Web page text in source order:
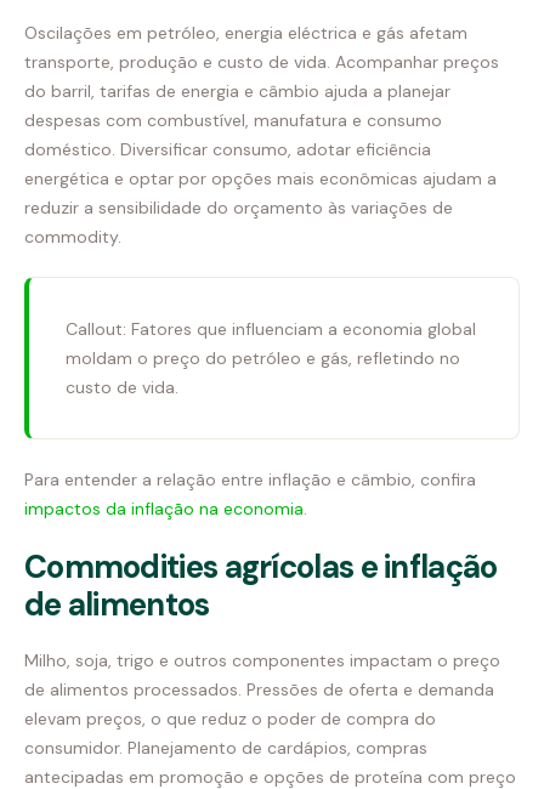
Oscilações em petróleo, energia eléctrica e gás afetam
transporte, produção e custo de vida. Acompanhar preços
do barril, tarifas de energia e câmbio ajuda a planejar
despesas com combustível, manufatura e consumo
doméstico. Diversificar consumo, adotar eficiência
energética e optar por opções mais econômicas ajudam a
reduzir a sensibilidade do orçamento às variações de
commodity.
Callout: Fatores que influenciam a economia global
moldam o preço do petróleo e gás, refletindo no
custo de vida.
Para entender a relação entre inflação e câmbio, confira
impactos da inflação na economia.
Commodities agrícolas e inflação
de alimentos
Milho, soja, trigo e outros componentes impactam o preço
de alimentos processados. Pressões de oferta e demanda
elevam preços, o que reduz o poder de compra do
consumidor. Planejamento de cardápios, compras
antecipadas em promoção e opções de proteína com preço